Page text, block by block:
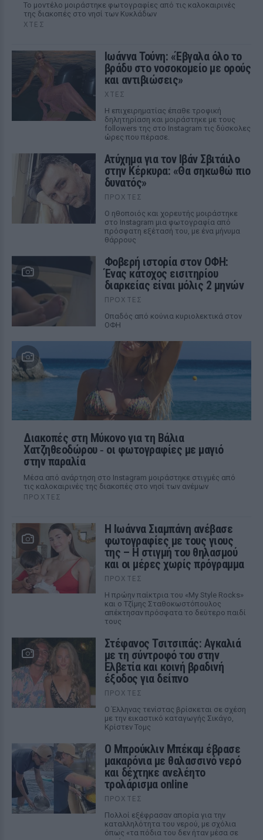
Το μοντέλο μοιράστηκε φωτογραφίες από τις καλοκαιρινές
της διακοπές στο νησί των Κυκλάδων
ΧΤΕΣ
Ιωάννα Τούνη: «Έβγαλα όλο το
βράδυ στο νοσοκομείο με ορούς
και αντιβιώσεις»
ΧΤΕΣ
Η επιχειρηματίας έπαθε τροφική
δηλητηρίαση και μοιράστηκε με τους
followers της στο Instagram τις δύσκολες
ώρες που πέρασε.
Ατύχημα για τον Ιβάν Σβιτάιλο
στην Κέρκυρα: «Θα σηκωθώ πιο
δυνατός»
ΠΡΟΧΤΈΣ
Ο ηθοποιός και χορευτής μοιράστηκε
στο Instagram μια φωτογραφία από
πρόσφατη εξέτασή του, με ένα μήνυμα
θάρρους
Φοβερή ιστορία στον ΟΦΗ:
Ένας κάτοχος εισιτηρίου
διαρκείας είναι μόλις 2 μηνών
ΠΡΟΧΤΈΣ
Οπαδός από κούνια κυριολεκτικά στον
ΟΦΗ
Διακοπές στη Μύκονο για τη Βάλια
Χατζηθεοδώρου ‑ οι φωτογραφίες με μαγιό
στην παραλία
Μέσα από ανάρτηση στο Instagram μοιράστηκε στιγμές από
τις καλοκαιρινές της διακοπές στο νησί των ανέμων
ΠΡΟΧΤΈΣ
H Ιωάννα Σιαμπάνη ανέβασε
φωτογραφίες με τους γιους
της – Η στιγμή του θηλασμού
και οι μέρες χωρίς πρόγραμμα
ΠΡΟΧΤΈΣ
Η πρώην παίκτρια του «My Style Rocks»
και ο Τζίμης Σταθοκωστόπουλος
απέκτησαν πρόσφατα το δεύτερο παιδί
τους
Στέφανος Τσιτσιπάς: Αγκαλιά
με τη σύντροφό του στην
Ελβετία και κοινή βραδινή
έξοδος για δείπνο
ΠΡΟΧΤΈΣ
Ο Έλληνας τενίστας βρίσκεται σε σχέση
με την εικαστικό καταγωγής Σικάγο,
Κρίστεν Τομς
Ο Μπρούκλιν Μπέκαμ έβρασε
μακαρόνια με θαλασσινό νερό
και δέχτηκε ανελέητο
τρολάρισμα online
ΠΡΟΧΤΈΣ
Πολλοί εξέφρασαν απορία για την
καταλληλότητα του νερού, με σχόλια
όπως «τα πόδια του δεν ήταν μέσα σε